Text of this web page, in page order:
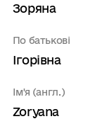
Зоряна
По батькові
Ігорівна
Ім'я (англ.)
Zoryana